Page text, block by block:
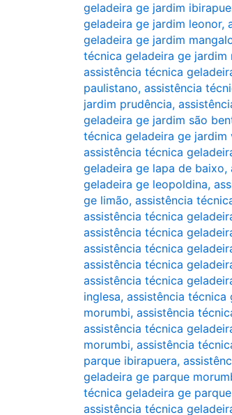
geladeira ge jardim
geladeira ge jardim leonor,
geladeira ge jardim
técnica geladeira ge jardim
assistência técnica
paulistano, assistência
jardim prudência,
geladeira ge jardim são
técnica geladeira ge jardim
assistência técnica
geladeira ge lapa de baixo,
geladeira ge leopoldina,
ge limão, assistência
assistência técnica
assistência técnica
assistência técnica
assistência técnica
assistência técnica
inglesa, assistência técnica
morumbi, assistência
assistência técnica
morumbi, assistência
parque ibirapuera,
geladeira ge parque
técnica geladeira ge
assistência técnica